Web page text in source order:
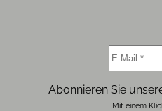
Abonnieren Sie
Mit einem